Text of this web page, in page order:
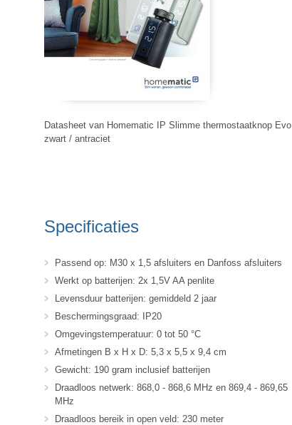
Datasheet van Homematic IP Slimme thermostaatknop Evo
zwart / antraciet
Specificaties
Passend op: M30 x 1,5 afsluiters en Danfoss afsluiters
Werkt op batterijen: 2x 1,5V AA penlite
Levensduur batterijen: gemiddeld 2 jaar
Beschermingsgraad: IP20
Omgevingstemperatuur: 0 tot 50 °C
Afmetingen B x H x D: 5,3 x 5,5 x 9,4 cm
Gewicht: 190 gram inclusief batterijen
Draadloos netwerk: 868,0 - 868,6 MHz en 869,4 - 869,65
MHz
Draadloos bereik in open veld: 230 meter